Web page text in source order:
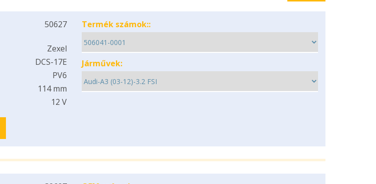
50627
Zexel
DCS-17E
PV6
114 mm
12 V
Termék számok::
Járművek: